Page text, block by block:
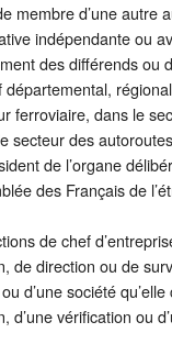
membre d’une
indépendante ou
des différends ou
ferroviaire, dans le
secteur des
de l’organe
des Français de
de chef
de direction ou de
d’une société
d’une vérification